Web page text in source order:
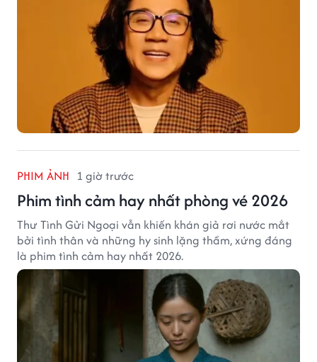
PHIM ẢNH 1 giờ trước
Phim tình cảm hay nhất phòng vé 2026
Thư Tình Gửi Ngoại vẫn khiến khán giả rơi nước mắt
bởi tình thân và những hy sinh lặng thầm, xứng đáng
là phim tình cảm hay nhất 2026.